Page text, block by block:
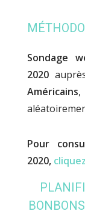
Sondage
2020
Américains,
Pour
2020,